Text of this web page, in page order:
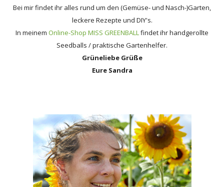
Bei mir findet ihr alles rund um den (Gemüse- und Nasch-)Garten,
leckere Rezepte und DIY's.
In meinem Online-Shop MISS GREENBALLfindet ihr handgerollte
Seedballs / praktische Gartenhelfer.
Grüneliebe Grüße
Eure Sandra